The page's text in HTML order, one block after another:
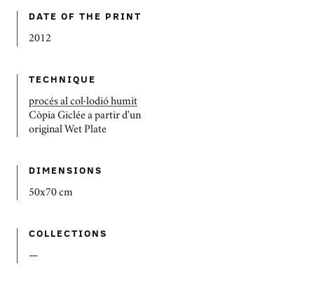
DATE OF THE PRINT
2012
TECHNIQUE
procés al col·lodió humit
Còpia Giclée a partir d'un
original Wet Plate
DIMENSIONS
50x70 cm
COLLECTIONS
—